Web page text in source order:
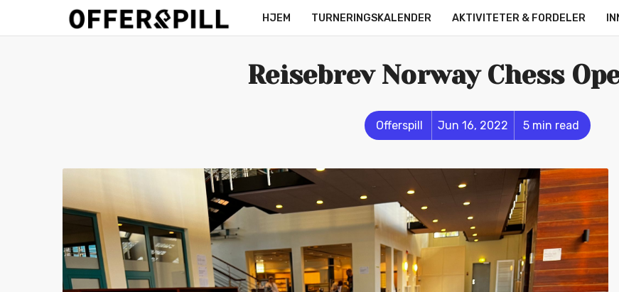
HJEM TURNERINGSKALENDER AKTIVITETER & FORDELER
Reisebrev Norway Chess
Offerspill Jun 16, 2022 5 min read